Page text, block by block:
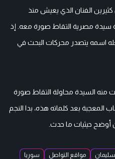
الفنان الذي يعيش منذ
مصرية التقاط صورة معه. إذ
اسمه يتصدر محركات البحث في
منه السيدة محاولة التقاط صورة
المعجبة بعد كلماته هذه، بدا النجم
أوضح حيثيات ما حدث.
مواقع التواصل
سوريا